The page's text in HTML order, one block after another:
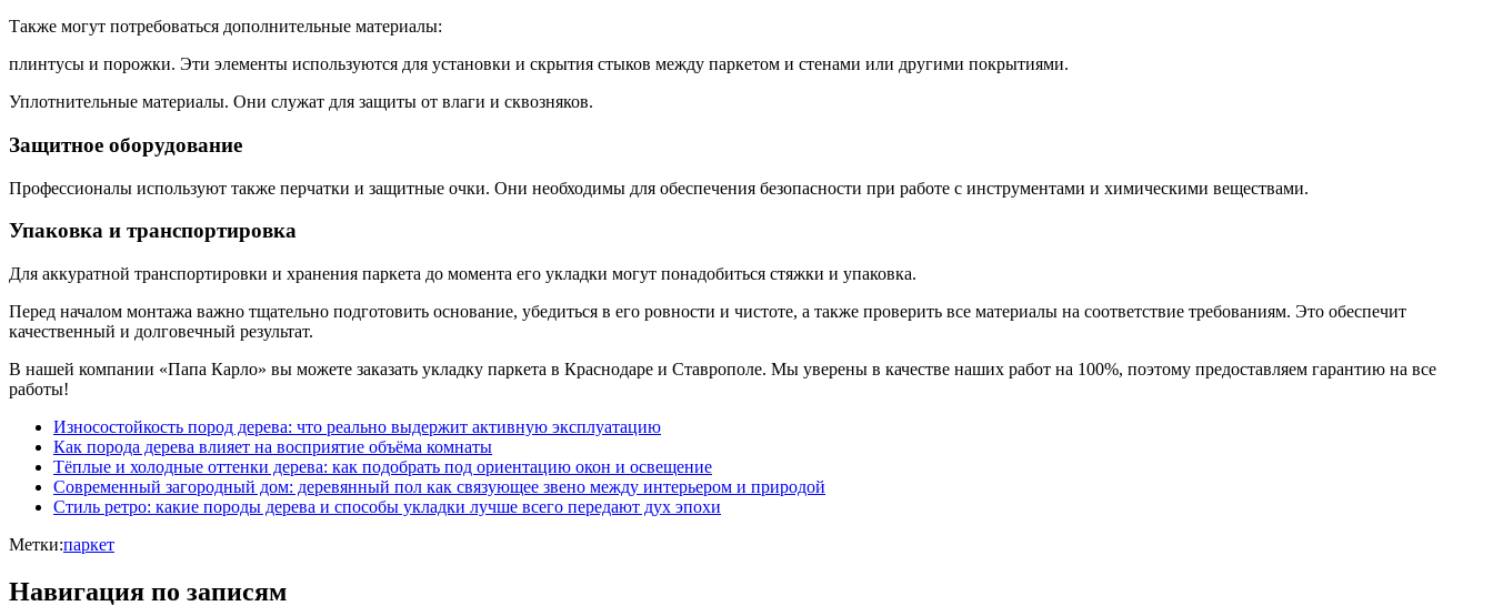
Также могут потребоваться дополнительные материалы:
плинтусы и порожки. Эти элементы используются для установки и скрытия стыков между паркетом и стенами или другими покрытиями.
Уплотнительные материалы. Они служат для защиты от влаги и сквозняков.
Защитное оборудование
Профессионалы используют также перчатки и защитные очки. Они необходимы для обеспечения безопасности при работе с инструментами и химическими веществами.
Упаковка и транспортировка
Для аккуратной транспортировки и хранения паркета до момента его укладки могут понадобиться стяжки и упаковка.
Перед началом монтажа важно тщательно подготовить основание, убедиться в его ровности и чистоте, а также проверить все материалы на соответствие требованиям. Это обеспечит
качественный и долговечный результат.
В нашей компании «Папа Карло» вы можете заказать укладку паркета в Краснодаре и Ставрополе. Мы уверены в качестве наших работ на 100%, поэтому предоставляем гарантию на все
работы!
Износостойкость пород дерева: что реально выдержит активную эксплуатацию
Как порода дерева влияет на восприятие объёма комнаты
Тёплые и холодные оттенки дерева: как подобрать под ориентацию окон и освещение
Современный загородный дом: деревянный пол как связующее звено между интерьером и природой
Стиль ретро: какие породы дерева и способы укладки лучше всего передают дух эпохи
Метки:паркет
Навигация по записям